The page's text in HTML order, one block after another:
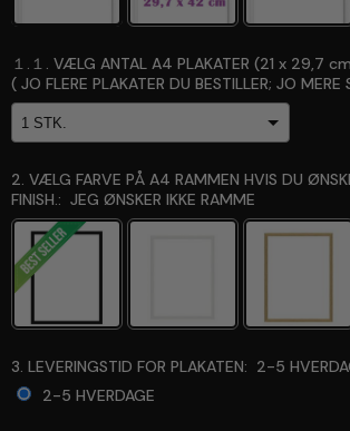
１.１. VÆLG ANTAL A4 PLAKATER (21 x 29,7
( JO FLERE PLAKATER DU BESTILLER; JO MERE
2. VÆLG FARVE PÅ A4 RAMMEN HVIS DU
FINISH.: JEG ØNSKER IKKE RAMME
3. LEVERINGSTID FOR PLAKATEN: 2-5
2-5 HVERDAGE